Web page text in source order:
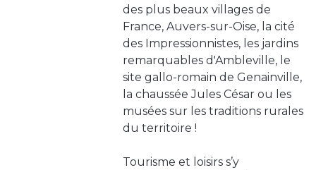
des plus beaux villages de
France, Auvers-sur-Oise, la cité
des Impressionnistes, les jardins
remarquables d'Ambleville, le
site gallo-romain de Genainville,
la chaussée Jules César ou les
musées sur les traditions rurales
du territoire !
Tourisme et loisirs s’y